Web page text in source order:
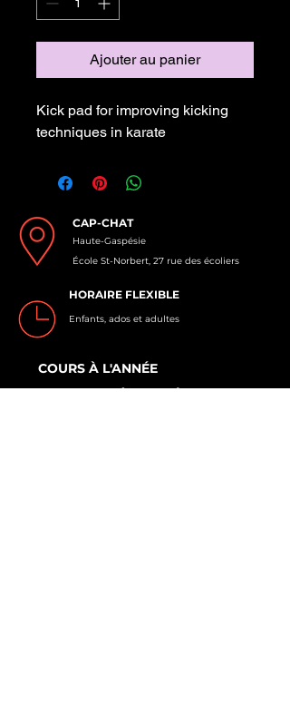
Ajouter au panier
Kick pad for improving kicking
techniques in karate
CAP-CHAT
Haute-Gaspésie
École St-Norbert, 27 rue des écoliers
HORAIRE FLEXIBLE
Enfants, ados et adultes
COURS À L'ANNÉE